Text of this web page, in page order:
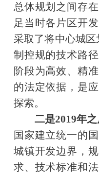
总体规划之间存
足当时各片区开
采取了将中心城
制控规的技术路
阶段为高效、精
的法定依据，是
探索。
二是2019年
国家建立统一的
城镇开发边界，
求、技术标准和